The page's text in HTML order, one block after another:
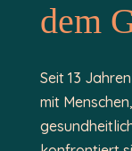
dem
Seit 13
mit